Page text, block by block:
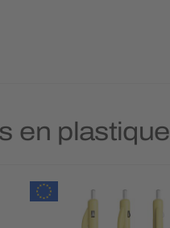
en plastique